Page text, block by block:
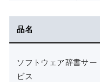
品名
ソフトウェア辞書サー
ビス